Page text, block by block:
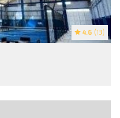
4.6 (13)